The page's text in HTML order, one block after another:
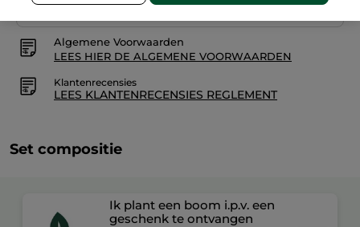
Niet tevreden? Geld terug!
Algemene Voorwaarden
LEES HIER DE ALGEMENE VOORWAARDEN
Klantenrecensies
LEES KLANTENRECENSIES REGLEMENT
Set compositie
Ik plant een boom i.p.v. een
geschenk te ontvangen